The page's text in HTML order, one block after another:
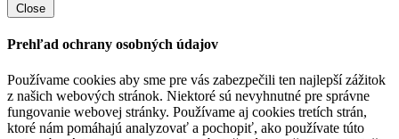
Close
Prehľad ochrany osobných údajov
Používame cookies aby sme pre vás zabezpečili ten najlepší zážitok
z našich webových stránok. Niektoré sú nevyhnutné pre správne
fungovanie webovej stránky. Používame aj cookies tretích strán,
ktoré nám pomáhajú analyzovať a pochopiť, ako používate túto